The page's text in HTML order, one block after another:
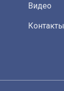
Видео
Контакты